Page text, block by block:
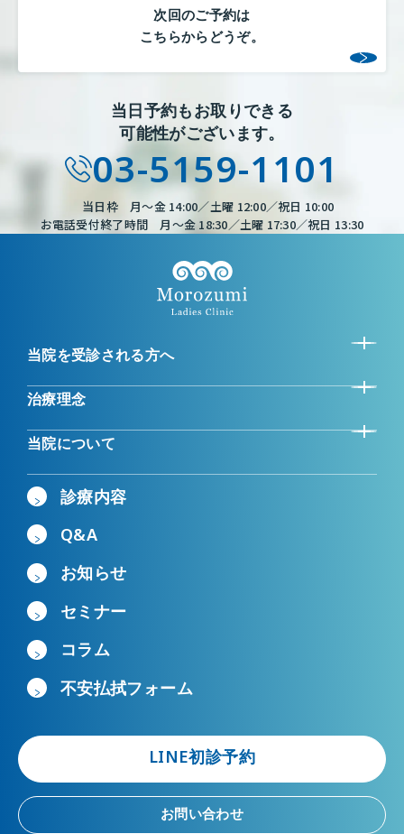
次回のご予約は
こちらからどうぞ。
当日予約もお取りできる
可能性がございます。
03-5159-1101
当日枠 月～金 14:00／土曜 12:00／祝日 10:00
お電話受付終了時間 月～金 18:30／土曜 17:30／祝日 13:30
当院を受診される方へ
治療理念
当院について
診療内容
Q&A
お知らせ
セミナー
コラム
不安払拭フォーム
LINE初診予約
お問い合わせ